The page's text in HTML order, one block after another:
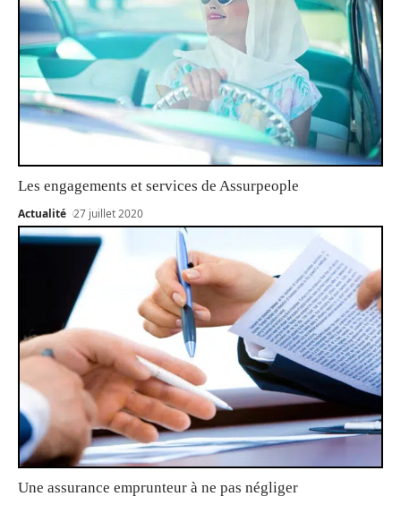
Les engagements et services de Assurpeople
Actualité 27 juillet 2020
Une assurance emprunteur à ne pas négliger